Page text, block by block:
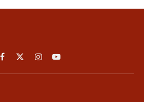
Facebook
X
(Twitter)
InstagramYouTube